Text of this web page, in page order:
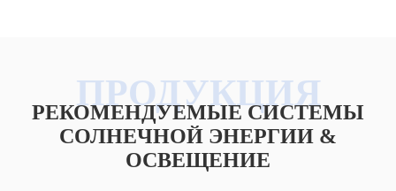
РЕКОМЕНДУЕМЫЕ СИСТЕМЫ
СОЛНЕЧНОЙ ЭНЕРГИИ &
ОСВЕЩЕНИЕ